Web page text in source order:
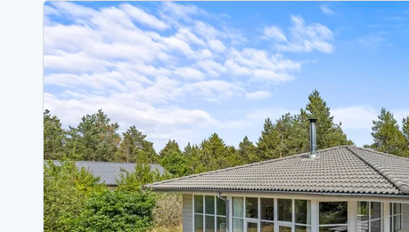
Nybyggede sommerhuse
Sommerhuse med sauna
Røgfrie/ikke-ryger sommerhuse
Sommerhuse med udsigt
Sommerhuse med spa
Sommerhuse med fredagsskift
Sommerhuse med lørdagsskift
Feriehuse
Sommerhuse
Sommerhuse
Sommerhuse
Sommerhuse
Sommerhuse i BjerregårdSommerhuse i BlåvandSommerhuse i
Sommerhuse i Årgab
Sommerhuse i Arrild
Sommerhuse
Sommerhuse